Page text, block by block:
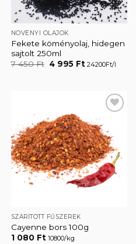
NÖVÉNYI OLAJOK
Fekete köményolaj, hidegen
sajtolt 250ml
7 450Ft Original
4 995 FtCurrent
995 Ft.
24200Ft/l
Kedvencekhez
SZÁRÍTOTT FŰSZEREK
Cayenne bors 100g
1 080 Ft10800/kg